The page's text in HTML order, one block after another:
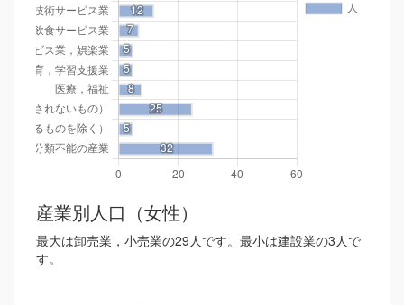
産業別人口（女性）
最大は卸売業，小売業の29人です。最小は建設業の3人で
す。